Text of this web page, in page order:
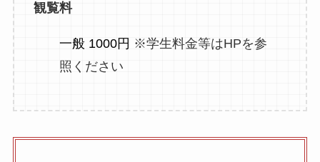
観覧料
一般 1000円 ※学生料金等はHPを参
照ください